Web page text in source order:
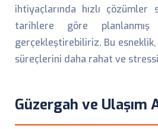
ihtiyaçlarında hızlı
tarihlere göre planlanmış
gerçekleştirebiliriz. Bu
süreçlerini daha rahat ve
Güzergah ve Ulaşım